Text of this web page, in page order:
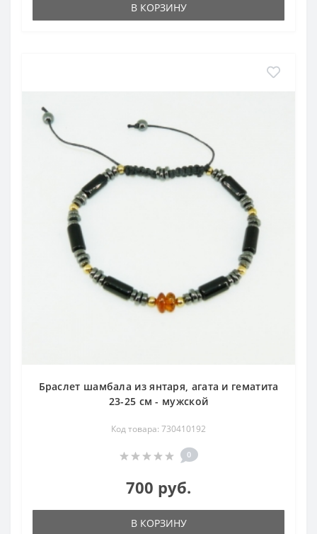
В КОРЗИНУ
Браслет шамбала из янтаря, агата и гематита
23-25 см - мужской
Код товара: 730410192
0
700 руб.
В КОРЗИНУ